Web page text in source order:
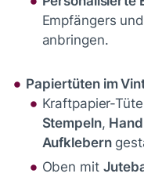
Empfängers
anbringen.
Papiertüten im
Kraftpapier-
Stempeln,
Aufklebern
Oben mit